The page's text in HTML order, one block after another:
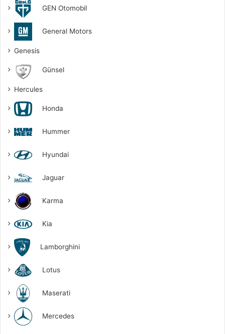
GEN Otomobil
General Motors
Genesis
Günsel
Hercules
Honda
Hummer
Hyundai
Jaguar
Karma
Kia
Lamborghini
Lotus
Maserati
Mercedes